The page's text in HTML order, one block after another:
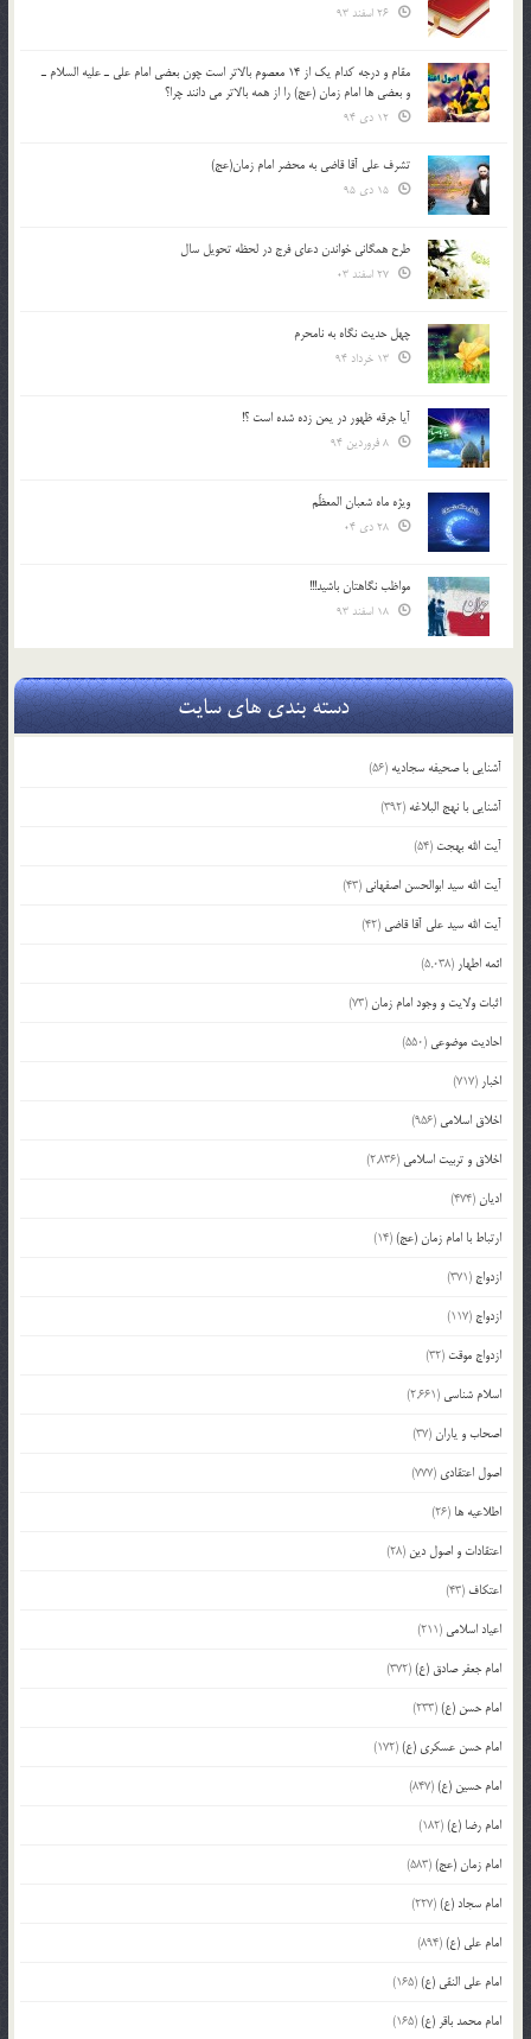
مقام و درجه كدام يك از 14 معصوم بالاتر است چون بعضي امام علي ـ عليه السلام ـ
و بعضي ها امام زمان (عج) را از همه بالاتر مي دانند چرا؟
تشرف علي آقا قاضي به محضر امام زمان(عج)
طرح همگانی خواندن دعای فرج در لحظه تحویل سال
چهل حدیث نگاه به نامحرم
آیا جرقه ظهور در یمن زده شده است ؟!
ویژه ماه شعبان المعظّم
مواظب نگاهتان باشید!!!
دسته بندی های سایت
آشنایی با صحیفه سجادیه (56)
آشنایی با نهج البلاغه (392)
آیت الله بهجت (54)
آیت الله سید ابوالحسن اصفهانی (43)
آیت الله سید علی آقا قاضی (42)
ائمه اطهار (5,038)
اثبات ولایت و وجود امام زمان(73)
احادیث موضوعی (550)
اخبار (717)
اخلاق اسلامی (956)
اخلاق و تربیت اسلامی (2,836)
ادیان(474)
ارتباط با امام زمان (عج)(14)
ازدواج (371)
ازدواج (117)
ازدواج موقت (32)
اسلام شناسی (2,661)
اصحاب و یاران(37)
اصول اعتقادی (777)
اطلاعیه ها (26)
اعتقادات و اصول دین (28)
اعتکاف (43)
اعیاد اسلامی (211)
امام جعفر صادق (ع)(372)
امام حسن (ع)(233)
امام حسن عسکری (ع)(172)
امام حسین (ع)(847)
امام رضا (ع)(182)
امام زمان (عج)(583)
امام سجاد (ع)(227)
امام علی (ع)(894)
امام علی النقی (ع)(165)
امام محمد باقر (ع)(165)